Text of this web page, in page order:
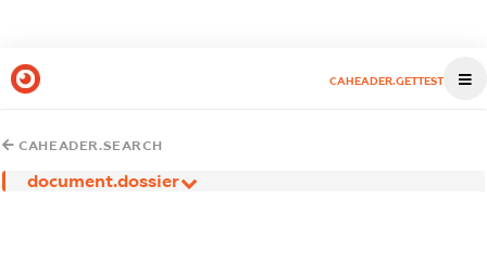
CAHEADER.GETTEST
CAHEADER.SEARCH
document.dossier